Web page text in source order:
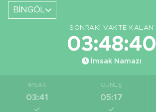
BİNGÖL
SONRAKI VAKTE KALAN
03:48:39
İmsak Namazı
İMSAK
03:41
GÜNEŞ
05:17